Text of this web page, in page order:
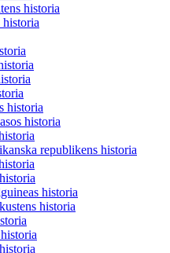
historia
historia
historia
historia
republikens historia
historia
historia